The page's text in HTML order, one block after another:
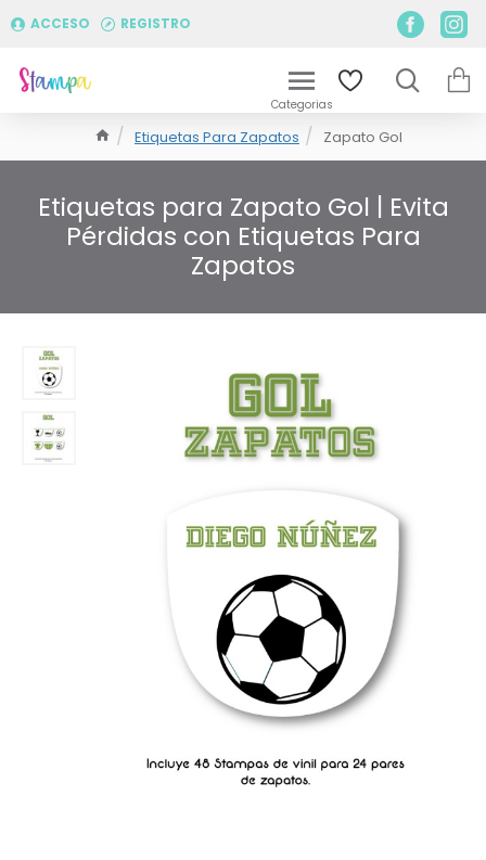
ACCESO REGISTRO
Etiquetas Para Zapatos Zapato Gol
Etiquetas para Zapato Gol | Evita
Pérdidas con Etiquetas Para
Zapatos